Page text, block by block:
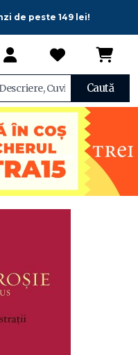
de peste 149 lei!
Caută